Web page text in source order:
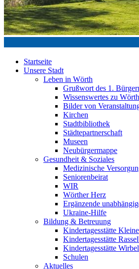
Startseite
Unsere Stadt
Leben in Wörth
Grußwort des 1.
Wissenswertes zu Wörth
Bilder von
Kirchen
Stadtbibliothek
Städtepartnerschaft
Museen
Neubürgermappe
Gesundheit & Soziales
Medizinische
Seniorenbeirat
WIR
Wörther Herz
Ergänzende
Ukraine-Hilfe
Bildung & Betreuung
Kindertagesstätte
Kindertagesstätte
Kindertagesstätte
Schulen
Aktuelles